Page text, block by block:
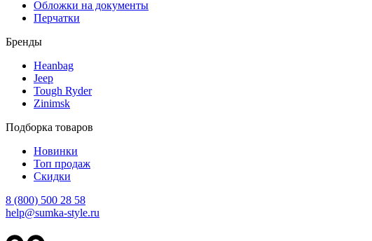
Обложки на документы
Перчатки
Бренды
Heanbag
Jeep
Tough Ryder
Zinimsk
Подборка товаров
Новинки
Топ продаж
Скидки
8 (800) 500 28 58
help@sumka-style.ru